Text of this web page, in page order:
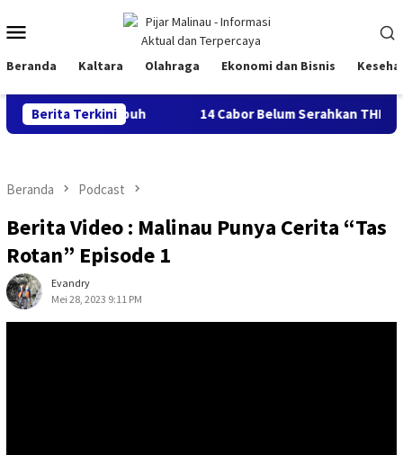
ke
Mobile
Beranda Kaltara Olahraga Ekonomi dan Bisnis
Berita Terkini
Dianggap Rapuh 14 Cabor Belum Serahkan THB,
Beranda Podcast
Berita Video : Malinau Punya Cerita “Tas
Rotan” Episode 1
Evandry
Mei 28, 2023 9:11 PM